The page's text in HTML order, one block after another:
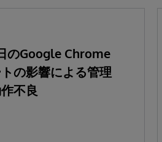
のGoogle Chrome
の影響による管理
不良